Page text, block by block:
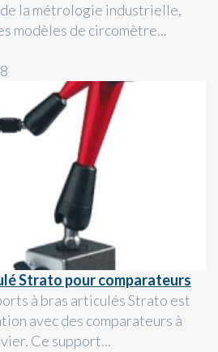
la métrologie industrielle,
modèles de circomètre...
Strato pour comparateurs
à bras articulés Strato est
avec des comparateurs à
Ce support...